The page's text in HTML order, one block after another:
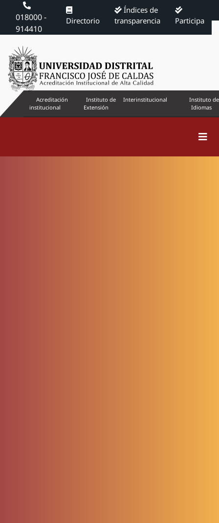
018000 -
914410
Directorio
Índices de
transparencia
Participa
Acreditación
institucional
Instituto de
Extensión
Interinstitucional
Instituto de
Idiomas